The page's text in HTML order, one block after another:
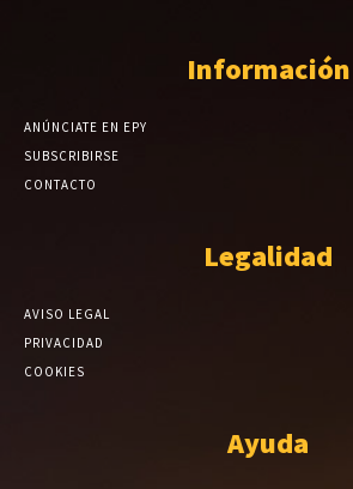
Información
ANÚNCIATE EN EPY
SUBSCRIBIRSE
CONTACTO
Legalidad
AVISO LEGAL
PRIVACIDAD
COOKIES
Ayuda